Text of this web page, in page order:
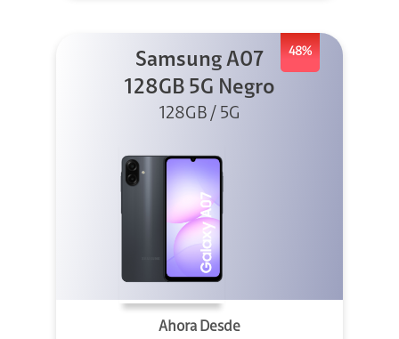
48%
Samsung A07
128GB 5G Negro
128GB / 5G
Ahora Desde